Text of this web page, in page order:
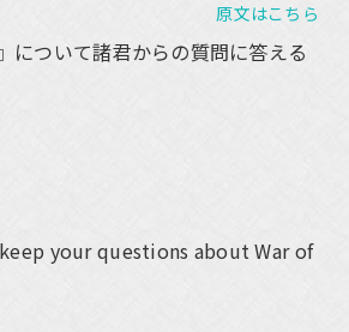
原文はこちら
ついて諸君からの質問に答える
your questions about War of